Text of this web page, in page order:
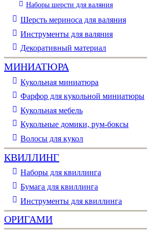
Наборы шерсти для валяния
Шерсть мериноса для валяния
Инструменты для валяния
Декоративный материал
МИНИАТЮРА
Кукольная миниатюра
Фарфор для кукольной миниатюры
Кукольная мебель
Кукольные домики, рум-боксы
Волосы для кукол
КВИЛЛИНГ
Наборы для квиллинга
Бумага для квиллинга
Инструменты для квиллинга
ОРИГАМИ